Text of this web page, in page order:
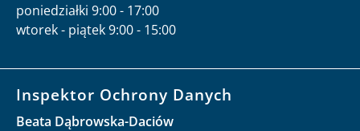
poniedziałki 9:00 - 17:00
wtorek - piątek 9:00 - 15:00
Inspektor Ochrony Danych
Beata Dąbrowska-Daciów